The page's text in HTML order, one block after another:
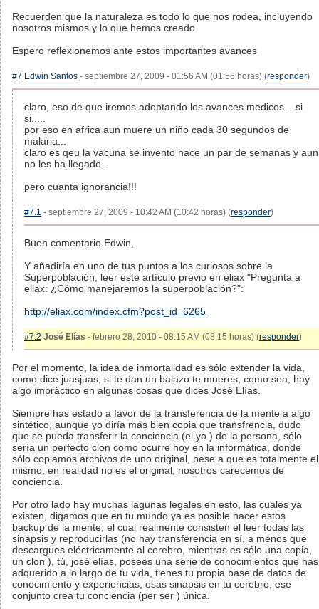
Recuerden que la naturaleza es todo lo que nos rodea, incluyendo
nosotros mismos y lo que hemos creado
Espero reflexionemos ante estos importantes avances
#7 Edwin Santos - septiembre 27, 2009 - 01:56 AM (01:56 horas) (responder)
claro, eso de que iremos adoptando los avances medicos... si
si.....
por eso en africa aun muere un niño cada 30 segundos de
malaria...
claro es qeu la vacuna se invento hace un par de semanas y aun
no les ha llegado..
pero cuanta ignorancia!!!
#7.1 - septiembre 27, 2009 - 10:42 AM (10:42 horas) (responder)
Buen comentario Edwin,
Y añadiría en uno de tus puntos a los curiosos sobre la
Superpoblación, leer este artículo previo en eliax "Pregunta a
eliax: ¿Cómo manejaremos la superpoblación?":
http://eliax.com/index.cfm?post_id=6265
#7.2 José Elías - febrero 28, 2010 - 08:15 AM (08:15 horas) (responder)
Por el momento, la idea de inmortalidad es sólo extender la vida,
como dice juasjuas, si te dan un balazo te mueres, como sea, hay
algo impráctico en algunas cosas que dices José Elías.
Siempre has estado a favor de la transferencia de la mente a algo
sintético, aunque yo diría más bien copia que transfrencia, dudo
que se pueda transferir la conciencia (el yo ) de la persona, sólo
sería un perfecto clon como ocurre hoy en la informática, donde
sólo copiamos archivos de uno original, pese a que es totalmente el
mismo, en realidad no es el original, nosotros carecemos de
conciencia.
Por otro lado hay muchas lagunas legales en esto, las cuales ya
existen, digamos que en tu mundo ya es posible hacer estos
backup de la mente, el cual realmente consisten el leer todas las
sinapsis y reproducirlas (no hay transferencia en sí, a menos que
descargues eléctricamente al cerebro, mientras es sólo una copia,
un clon ), tú, josé elías, posees una serie de conocimientos que has
adquerido a lo largo de tu vida, tienes tu propia base de datos de
conocimiento y experiencias, esas sinapsis en tu cerebro, ese
conjunto crea tu conciencia (per ser ) única.